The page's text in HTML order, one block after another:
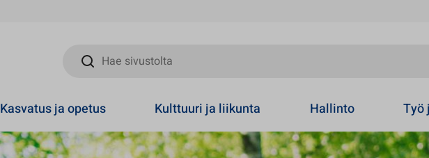
Hae sivustolta
Kasvatus ja opetus Kulttuuri ja liikunta Hallinto Työ